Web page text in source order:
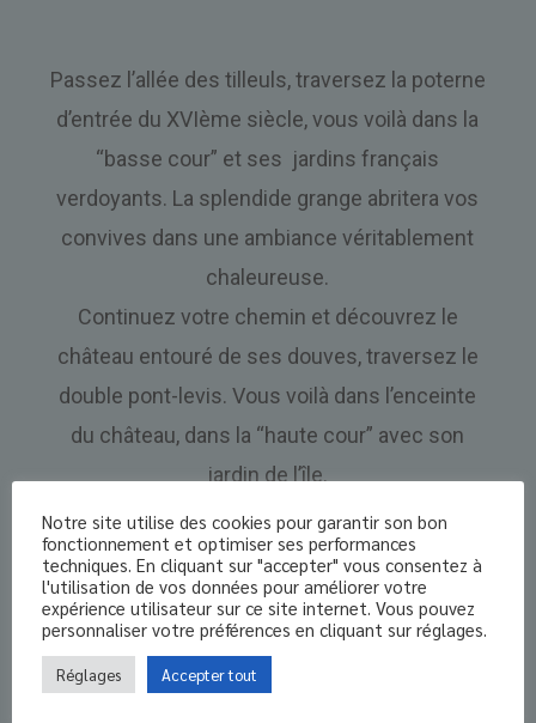
Passez l’allée des tilleuls, traversez la poterne
d’entrée du XVIème siècle, vous voilà dans la
“basse cour” et ses jardins français
verdoyants. La splendide grange abritera vos
convives dans une ambiance véritablement
chaleureuse.
Continuez votre chemin et découvrez le
château entouré de ses douves, traversez le
double pont-levis. Vous voilà dans l’enceinte
du château, dans la “haute cour” avec son
jardin de l’île.
De ce côté-ci, vous voilà transporté au
XVIIIème siècle où vous pourrez recevoir vos
invités dans les quatre magnifiques pièces
d’époque : la salle à manger, le salon, la
bibliothèque ainsi que l’orangerie, qui offre une
Notre site utilise des cookies pour garantir son bon
fonctionnement et optimiser ses performances
techniques. En cliquant sur "accepter" vous consentez à
l'utilisation de vos données pour améliorer votre
expérience utilisateur sur ce site internet. Vous pouvez
personnaliser votre préférences en cliquant sur réglages.
Réglages Accepter tout